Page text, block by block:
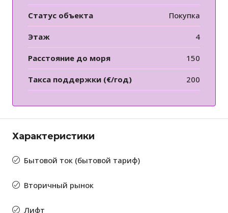
Статус объекта Покупка
Этаж 4
Расстояние до моря 150
Такса поддержки (€/год) 200
Характеристики
Бытовой ток (бытовой тариф)
Вторичный рынок
Лифт